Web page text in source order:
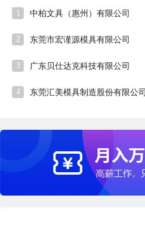
1 中柏文具（惠州）有限公司
2 东莞市宏谨源模具有限公司
3 广东贝仕达克科技有限公司
4 东莞汇美模具制造股份有限公司